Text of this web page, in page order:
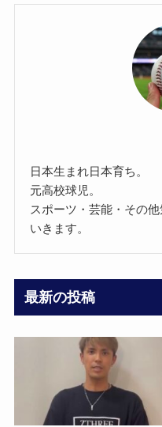
日本生まれ日本育ち。
元高校球児。
スポーツ・芸能・その
いきます。
最新の投稿